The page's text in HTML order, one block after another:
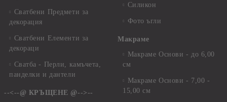
Сватбени Предмети за
декорация
Сватбени Елементи за
декораци
Сватба - Перли, камъчета,
панделки и дантели
--<--@ КРЪЩЕНЕ @-->--
Силикон
Фото ъгли
Макраме
Макраме Основи - до 6,00
см
Макраме Основи - 7,00 -
15,00 см